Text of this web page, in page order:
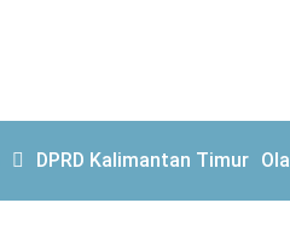
DPRD Kalimantan Timur